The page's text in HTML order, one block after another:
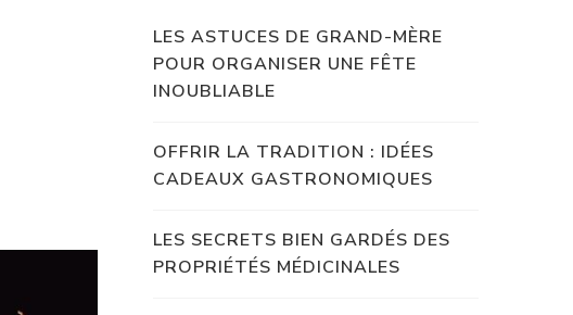
LES ASTUCES DE GRAND-MÈRE
POUR ORGANISER UNE FÊTE
INOUBLIABLE
OFFRIR LA TRADITION : IDÉES
CADEAUX GASTRONOMIQUES
LES SECRETS BIEN GARDÉS DES
PROPRIÉTÉS MÉDICINALES